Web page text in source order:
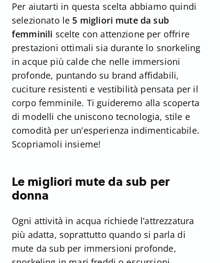
Per aiutarti in questa scelta abbiamo quindi
selezionato le 5 migliori mute da sub
femminili scelte con attenzione per offrire
prestazioni ottimali sia durante lo snorkeling
in acque più calde che nelle immersioni
profonde, puntando su brand affidabili,
cuciture resistenti e vestibilità pensata per il
corpo femminile. Ti guideremo alla scoperta
di modelli che uniscono tecnologia, stile e
comodità per un’esperienza indimenticabile.
Scopriamoli insieme!
Le migliori mute da sub per
donna
Ogni attività in acqua richiede l’attrezzatura
più adatta, soprattutto quando si parla di
mute da sub per immersioni profonde,